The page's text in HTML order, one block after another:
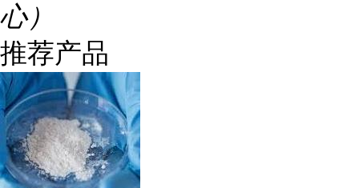
心）
推荐产品